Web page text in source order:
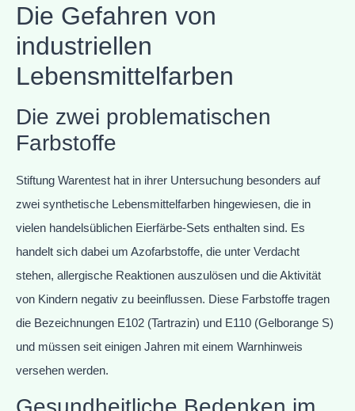
Die Gefahren von
industriellen
Lebensmittelfarben
Die zwei problematischen
Farbstoffe
Stiftung Warentest hat in ihrer Untersuchung besonders auf
zwei synthetische Lebensmittelfarben hingewiesen, die in
vielen handelsüblichen Eierfärbe-Sets enthalten sind. Es
handelt sich dabei um Azofarbstoffe, die unter Verdacht
stehen, allergische Reaktionen auszulösen und die Aktivität
von Kindern negativ zu beeinflussen. Diese Farbstoffe tragen
die Bezeichnungen E102 (Tartrazin) und E110 (Gelborange S)
und müssen seit einigen Jahren mit einem Warnhinweis
versehen werden.